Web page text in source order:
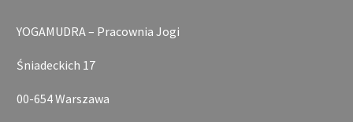
YOGAMUDRA – Pracownia Jogi
Śniadeckich 17
00-654 Warszawa